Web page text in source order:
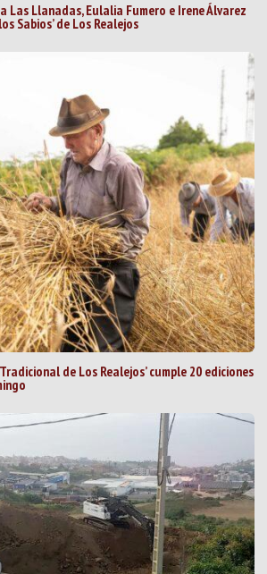
Las Llanadas, Eulalia Fumero e Irene Álvarez
Sabios’ de Los Realejos
de Los Realejos’ cumple 20 ediciones